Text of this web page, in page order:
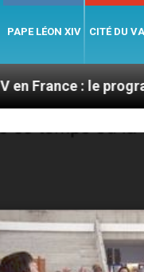
PAPE LÉON XIV CITÉ DU
programme détaillé